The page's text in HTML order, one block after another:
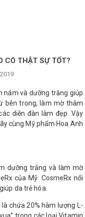
CÓ THẬT SỰ TỐT?
và dưỡng trắng giúp
bên trong, làm mờ thâm
diễn đàn làm đẹp. Vậy
cùng Mỹ phẩm Hoa Anh
dưỡng trắng và làm mờ
của Mỹ. CosmeRx nổi
da trẻ hóa.
chứa 20% hàm lượng L-